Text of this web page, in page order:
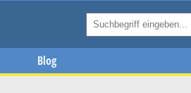
Blog